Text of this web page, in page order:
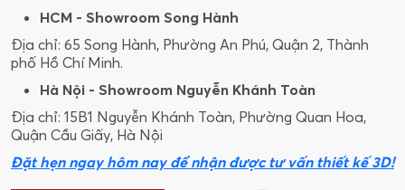
HCM - Showroom Song Hành
Địa chỉ: 65 Song Hành, Phường An Phú, Quận 2, Thành
phố Hồ Chí Minh.
Hà Nội - Showroom Nguyễn Khánh Toàn
Địa chỉ: 15B1 Nguyễn Khánh Toàn, Phường Quan Hoa,
Quận Cầu Giấy, Hà Nội
Đặt hẹn ngay hôm nay để nhận được tư vấn thiết kế 3D!